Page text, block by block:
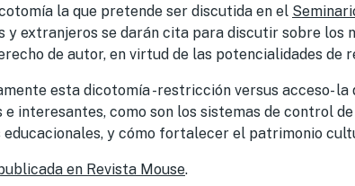
la que pretende ser discutida en el
y extranjeros se darán cita para discutir sobre los
de autor, en virtud de las potencialidades de
esta dicotomía -restricción versus acceso-
e interesantes, como son los sistemas de control
educacionales, y cómo fortalecer el patrimonio
en Revista Mouse.